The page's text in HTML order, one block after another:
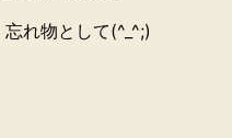
忘れ物として(^_^;)